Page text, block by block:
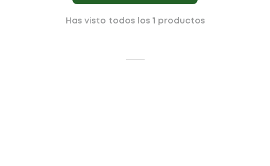
Has visto todos los productos